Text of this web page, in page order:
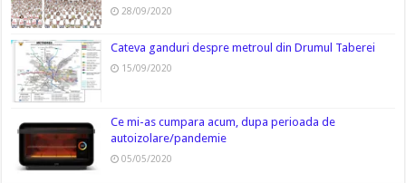
28/09/2020
Cateva ganduri despre metroul din Drumul Taberei
15/09/2020
Ce mi-as cumpara acum, dupa perioada de
autoizolare/pandemie
05/05/2020